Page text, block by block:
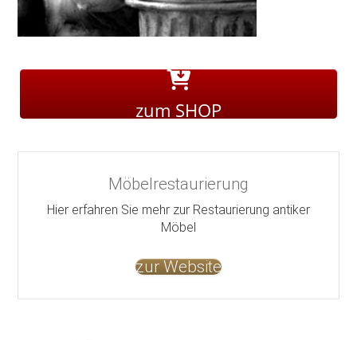
zum SHOP
Möbelrestaurierung
Hier erfahren Sie mehr zur Restaurierung antiker
Möbel
zur Website